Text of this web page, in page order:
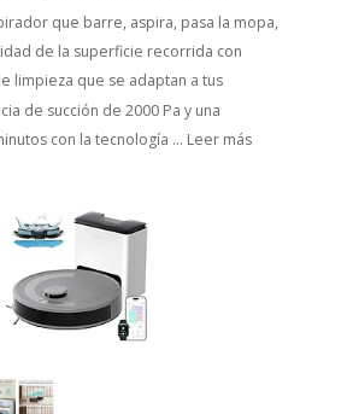
que barre, aspira, pasa la mopa,
de la superficie recorrida con
limpieza que se adaptan a tus
de succión de 2000 Pa y una
con la tecnología ... Leer más